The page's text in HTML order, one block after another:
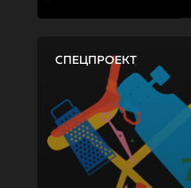
СПЕЦПРОЕКТ